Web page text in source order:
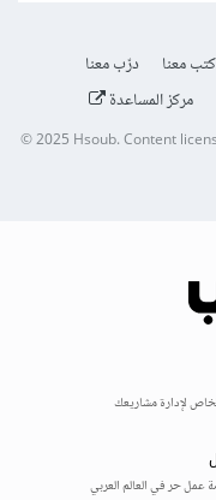
معنا
درّب معنا
مركز المساعدة
© 2025Hsoub.Content